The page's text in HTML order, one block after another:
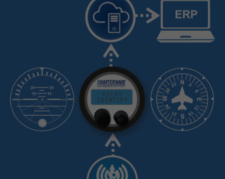
Aenean commodo ligula eget dolor. Aenean massa. Cum
sociis natoque penatibus et magnis dis parturient
montes, nascetur ridiculus mus. Donec quam felis,